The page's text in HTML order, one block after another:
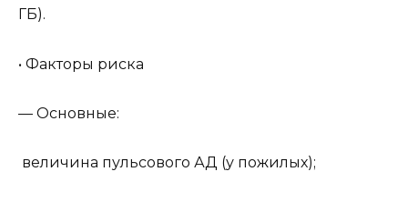
ГБ).
• Факторы риска
— Основные:
величина пульсового АД (у пожилых);